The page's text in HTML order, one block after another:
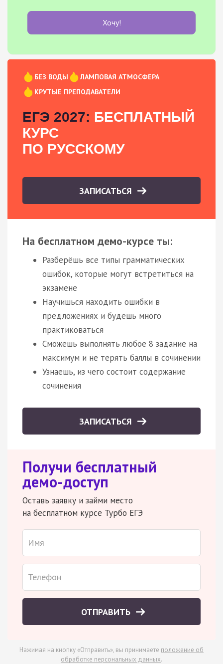
Хочу!
БЕЗ ВОДЫ
ЛАМПОВАЯ АТМОСФЕРА
КРУТЫЕ ПРЕПОДАВАТЕЛИ
ЕГЭ 2027: БЕСПЛАТНЫЙ
КУРС
ПО РУССКОМУ
ЗАПИСАТЬСЯ
На бесплатном демо-курсе ты:
Разберёшь все типы грамматических
ошибок, которые могут встретиться на
экзамене
Научишься находить ошибки в
предложениях и будешь много
практиковаться
Сможешь выполнять любое 8 задание на
максимум и не терять баллы в сочинении
Узнаешь, из чего состоит содержание
сочинения
ЗАПИСАТЬСЯ
Получи бесплатный
демо-доступ
Оставь заявку и займи место
на бесплатном курсе Турбо ЕГЭ
ОТПРАВИТЬ
Нажимая на кнопку «Отправить», вы принимаете положение об
обработке персональных данных.